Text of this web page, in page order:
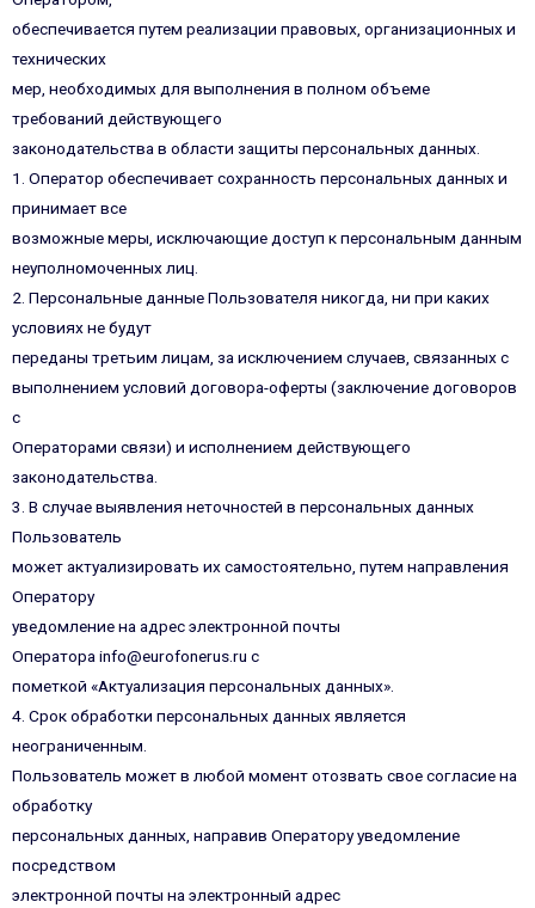
обеспечивается путем реализации правовых, организационных и
технических
мер, необходимых для выполнения в полном объеме
требований действующего
законодательства в области защиты персональных данных.
1. Оператор обеспечивает сохранность персональных данных и
принимает все
возможные меры, исключающие доступ к персональным данным
неуполномоченных лиц.
2. Персональные данные Пользователя никогда, ни при каких
условиях не будут
переданы третьим лицам, за исключением случаев, связанных с
выполнением условий договора-оферты (заключение договоров
с
Операторами связи) и исполнением действующего
законодательства.
3. В случае выявления неточностей в персональных данных
Пользователь
может актуализировать их самостоятельно, путем направления
Оператору
уведомление на адрес электронной почты
Оператора info@eurofonerus.ru с
пометкой «Актуализация персональных данных».
4. Срок обработки персональных данных является
неограниченным.
Пользователь может в любой момент отозвать свое согласие на
обработку
персональных данных, направив Оператору уведомление
посредством
электронной почты на электронный адрес